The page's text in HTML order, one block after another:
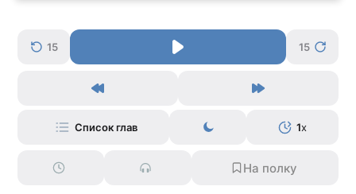
15 15
Список глав 1x